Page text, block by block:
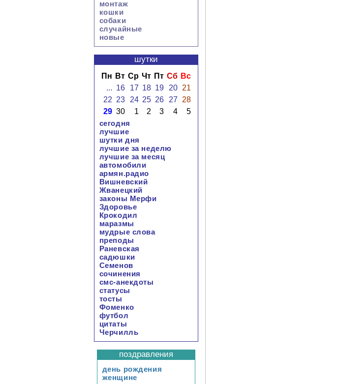
монтаж
кошки
собаки
случайные
новые
шутки
Пн Вт Ср Чт Пт Сб Вс
... 16 17 18 19 20
21
22 23 24 25 26 27
28
29 30 1 2 3 4
5
сегодня
лучшие
шутки дня
лучшие за неделю
лучшие за месяц
автомобили
армян.радио
Вишневский
Жванецкий
законы Мерфи
Здоровье
Крокодил
маразмы
мудрые слова
преподы
Раневская
садюшки
Семенов
сочинения
смс-анекдоты
статусы
тосты
Фоменко
футбол
цитаты
Черчилль
поздравления
день рождения
женщине